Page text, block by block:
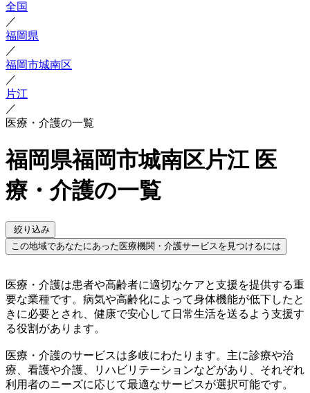
全国
／
福岡県
／
福岡市城南区
／
片江
／
医療・介護の一覧
福岡県福岡市城南区片江 医
療・介護の一覧
絞り込み
この地域であなたにあった医療機関・介護サービスを見つけるには
医療・介護は患者や高齢者に適切なケアと支援を提供する重
要な業種です。病気や高齢化によって身体機能が低下したと
きに必要とされ、健康で安心して日常生活を送るよう支援す
る役割があります。
医療・介護のサービスは多岐にわたります。主に診療や治
療、看護や介護、リハビリテーションなどがあり、それぞれ
利用者のニーズに応じて最適なサービスが選択可能です。